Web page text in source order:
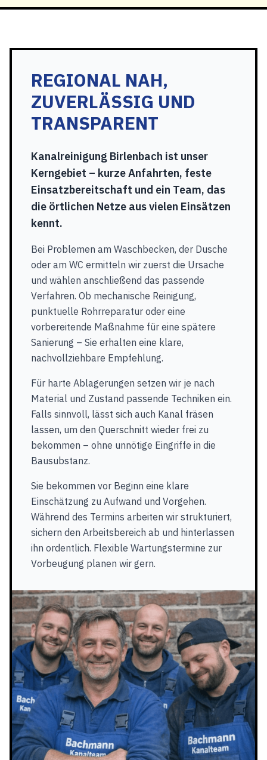
REGIONAL NAH,
ZUVERLÄSSIG UND
TRANSPARENT
Kanalreinigung Birlenbach ist unser
Kerngebiet – kurze Anfahrten, feste
Einsatzbereitschaft und ein Team, das
die örtlichen Netze aus vielen Einsätzen
kennt.
Bei Problemen am Waschbecken, der Dusche
oder am WC ermitteln wir zuerst die Ursache
und wählen anschließend das passende
Verfahren. Ob mechanische Reinigung,
punktuelle Rohrreparatur oder eine
vorbereitende Maßnahme für eine spätere
Sanierung – Sie erhalten eine klare,
nachvollziehbare Empfehlung.
Für harte Ablagerungen setzen wir je nach
Material und Zustand passende Techniken ein.
Falls sinnvoll, lässt sich auch Kanal fräsen
lassen, um den Querschnitt wieder frei zu
bekommen – ohne unnötige Eingriffe in die
Bausubstanz.
Sie bekommen vor Beginn eine klare
Einschätzung zu Aufwand und Vorgehen.
Während des Termins arbeiten wir strukturiert,
sichern den Arbeitsbereich ab und hinterlassen
ihn ordentlich. Flexible Wartungstermine zur
Vorbeugung planen wir gern.